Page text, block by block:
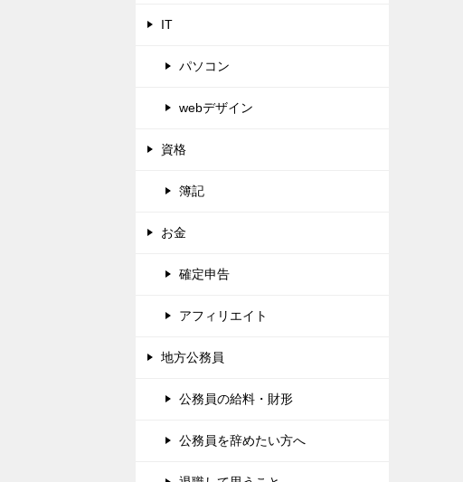
IT
パソコン
webデザイン
資格
簿記
お金
確定申告
アフィリエイト
地方公務員
公務員の給料・財形
公務員を辞めたい方へ